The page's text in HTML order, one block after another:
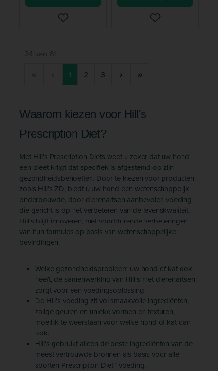
Pagina
1 Pagina
2 Pagina
3
24 van 61
Waarom kiezen voor Hill's
Prescription Diet?
Met Hill's Prescription Diets weet u zeker dat uw hond
een dieet krijgt dat specifiek is afgestemd op zijn
gezondheidsbehoeften. Door te kiezen voor producten
zoals Hill's ZD, biedt u uw hond een wetenschappelijk
onderbouwde, door dierenartsen aanbevolen voeding
die gericht is op het verbeteren van de levenskwaliteit.
Hill's blijft innoveren, met voortdurende verbeteringen
van hun formules op basis van wetenschappelijke
bevindingen.
Welke gezondheidsprobleem uw hond of kat ook
heeft, de samenwerking van Hill's met dierenartsen
zorgt voor een voedingsoplossing.
De Hill's voeding zit vol smaakvolle ingrediënten,
zalige geuren en unieke vormen en texturen,
moeilijk te weerstaan voor welke hond of kat dan
ook.
Hill's gebruikt alleen de beste ingrediënten van de
meest vertrouwde bronnen als basis voor alle
soorten Prescription Diet™ voeding.